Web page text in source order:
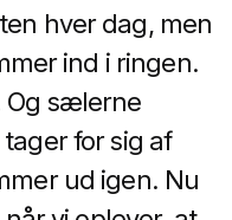
hver dag, men
ind i ringen.
Og sælerne
for sig af
ud igen. Nu